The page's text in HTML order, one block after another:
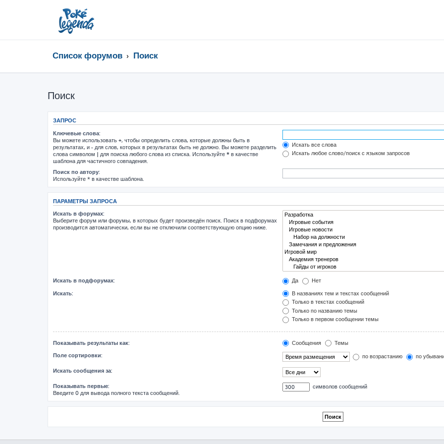
Список форумов Поиск
Поиск
ЗАПРОС
Ключевые слова:
Вы можете использовать +, чтобы определить слова, которые должны быть в
результатах, и - для слов, которых в результатах быть не должно. Вы можете разделить
слова символом | для поиска любого слова из списка. Используйте * в качестве
шаблона для частичного совпадения.
Искать все слова
Искать любое слово/поиск с языком запросов
Поиск по автору:
Используйте * в качестве шаблона.
ПАРАМЕТРЫ ЗАПРОСА
Искать в форумах:
Выберите форум или форумы, в которых будет произведён поиск. Поиск в подфорумах
производится автоматически, если вы не отключили соответствующую опцию ниже.
Искать в подфорумах: Да
Нет
Искать:
В названиях тем и текстах сообщений
Только в текстах сообщений
Только по названию темы
Только в первом сообщении темы
Показывать результаты как: Сообщения
Темы
Поле сортировки:
по возрастанию по
Искать сообщения за:
Показывать первые:
Введите 0 для вывода полного текста сообщений.
символов сообщений